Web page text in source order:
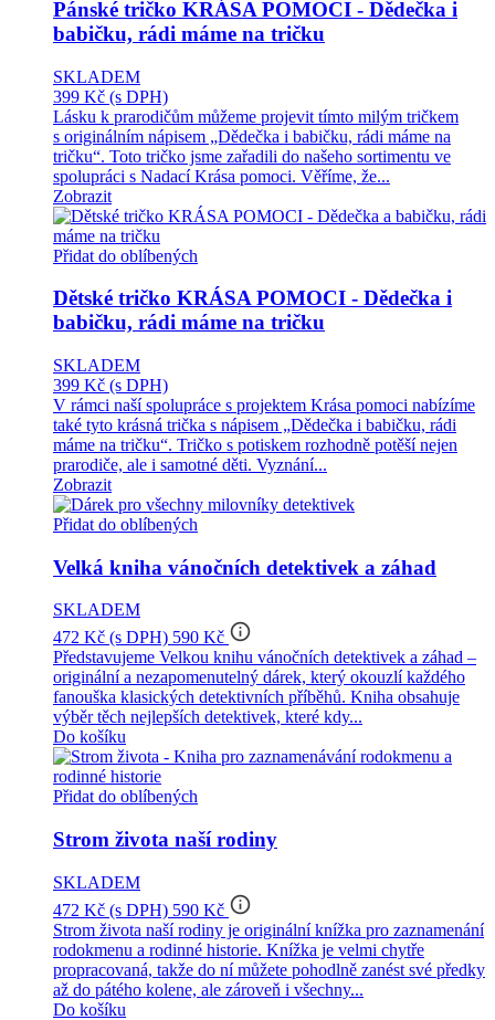
Pánské tričko KRÁSA POMOCI - Dědečka i
babičku, rádi máme na tričku
SKLADEM
399 Kč (s DPH)
Lásku k prarodičům můžeme projevit tímto milým tričkem
s originálním nápisem „Dědečka i babičku, rádi máme na
tričku“. Toto tričko jsme zařadili do našeho sortimentu ve
spolupráci s Nadací Krása pomoci. Věříme, že...
Zobrazit
Přidat do oblíbených
Dětské tričko KRÁSA POMOCI - Dědečka i
babičku, rádi máme na tričku
SKLADEM
399 Kč (s DPH)
V rámci naší spolupráce s projektem Krása pomoci nabízíme
také tyto krásná trička s nápisem „Dědečka i babičku, rádi
máme na tričku“. Tričko s potiskem rozhodně potěší nejen
prarodiče, ale i samotné děti. Vyznání...
Zobrazit
Přidat do oblíbených
Velká kniha vánočních detektivek a záhad
SKLADEM
472 Kč (s DPH) 590 Kč info_outline
Představujeme Velkou knihu vánočních detektivek a záhad –
originální a nezapomenutelný dárek, který okouzlí každého
fanouška klasických detektivních příběhů. Kniha obsahuje
výběr těch nejlepších detektivek, které kdy...
Do košíku
Přidat do oblíbených
Strom života naší rodiny
SKLADEM
472 Kč (s DPH) 590 Kč info_outline
Strom života naší rodiny je originální knížka pro zaznamenání
rodokmenu a rodinné historie. Knížka je velmi chytře
propracovaná, takže do ní můžete pohodlně zanést své předky
až do pátého kolene, ale zároveň i všechny...
Do košíku